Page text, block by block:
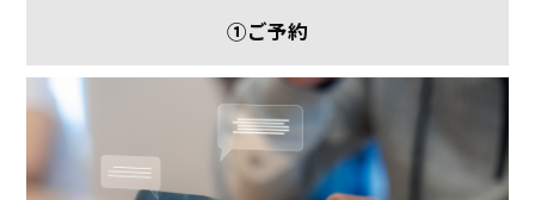
①ご予約